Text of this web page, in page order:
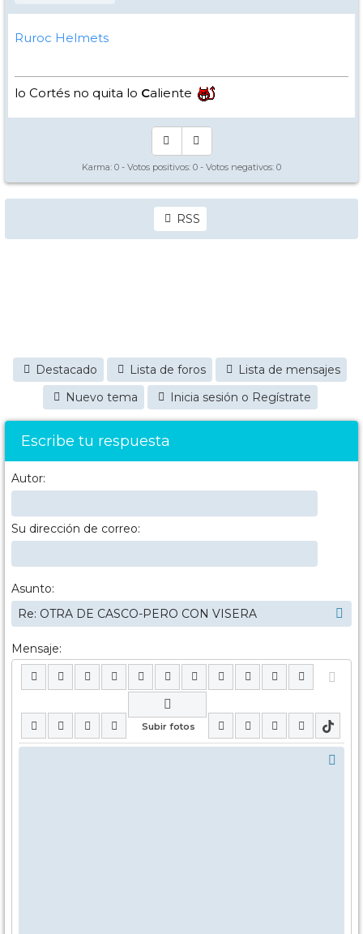
Ruroc Helmets
lo Cortés no quita lo Caliente
Karma: 0 - Votos positivos: 0 - Votos negativos: 0
RSS
Destacado Lista de foros
Lista de mensajes
Nuevo tema
Inicia sesión o Regístrate
Escribe tu respuesta
Autor:
Su dirección de correo:
Asunto:
Mensaje: